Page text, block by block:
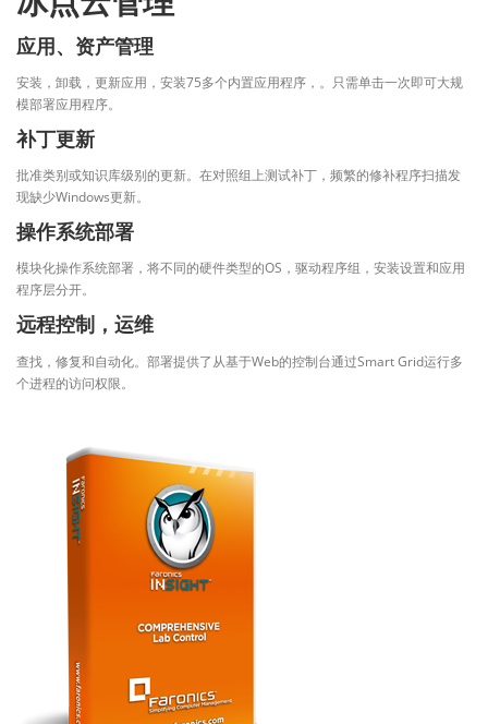
应用、资产管理
安装，卸载，更新应用，安装75多个内置应用程序，。只需单击一次即可大规
模部署应用程序。
补丁更新
批准类别或知识库级别的更新。在对照组上测试补丁，频繁的修补程序扫描发
现缺少Windows更新。
操作系统部署
模块化操作系统部署，将不同的硬件类型的OS，驱动程序组，安装设置和应用
程序层分开。
远程控制，运维
查找，修复和自动化。部署提供了从基于Web的控制台通过Smart Grid运行多
个进程的访问权限。